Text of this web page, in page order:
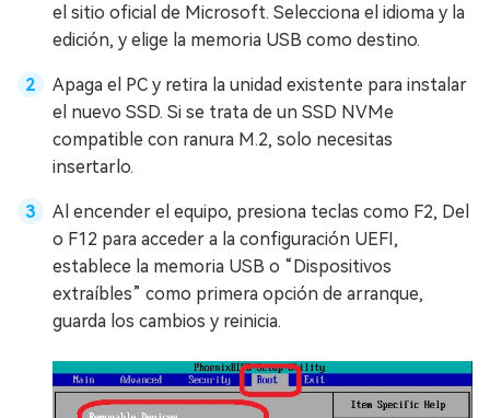
el sitio oficial de Microsoft. Selecciona el idioma y la
edición, y elige la memoria USB como destino.
Apaga el PC y retira la unidad existente para instalar
el nuevo SSD. Si se trata de un SSD NVMe
compatible con ranura M.2, solo necesitas
insertarlo.
Al encender el equipo, presiona teclas como F2, Del
o F12 para acceder a la configuración UEFI,
establece la memoria USB o “Dispositivos
extraíbles” como primera opción de arranque,
guarda los cambios y reinicia.